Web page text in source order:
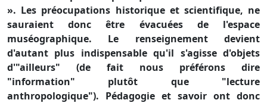
». Les préocupations historique et scientifique, ne
sauraient donc être évacuées de l'espace
muséographique. Le renseignement devient
d'autant plus indispensable qu'il s'agisse d'objets
d'"ailleurs" (de fait nous préférons dire
"information" plutôt que "lecture
anthropologique"). Pédagogie et savoir ont donc